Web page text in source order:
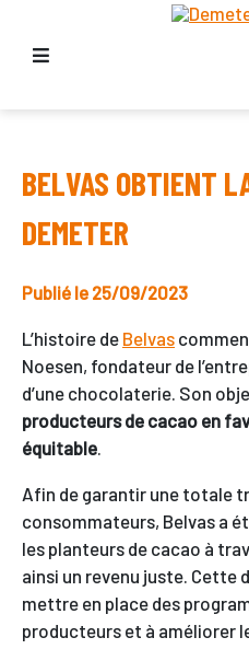
BELVAS OBTIENT
DEMETER
Publié le 25/09/2023
L’histoire de Belvas
Noesen, fondateur de
d’une chocolaterie. Son
producteurs de cacao en
équitable.
Afin de garantir une totale
consommateurs, Belvas a
les planteurs de cacao à
ainsi un revenu juste. Cette
mettre en place des
producteurs et à améliorer